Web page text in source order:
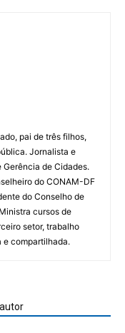
pai de três filhos,
Jornalista e
de Cidades.
do CONAM-DF
do Conselho de
cursos de
setor, trabalho
e compartilhada.